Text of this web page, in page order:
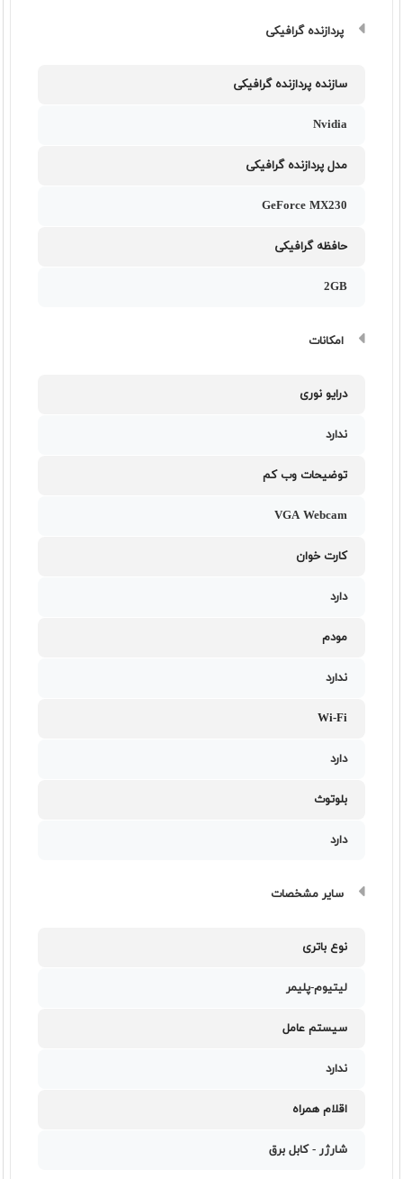
پردازنده گرافیکی
سازنده پردازنده گرافیکی
Nvidia
مدل پردازنده گرافیکی
GeForce MX230
حافظه گرافیکی
2GB
امکانات
درایو نوری
ندارد
توضیحات وب کم
VGA Webcam
کارت خوان
دارد
مودم
ندارد
Wi-Fi
دارد
بلوتوث
دارد
سایر مشخصات
نوع باتری
لیتیوم-پلیمر
سیستم عامل
ندارد
اقلام همراه
شارژر - کابل برق